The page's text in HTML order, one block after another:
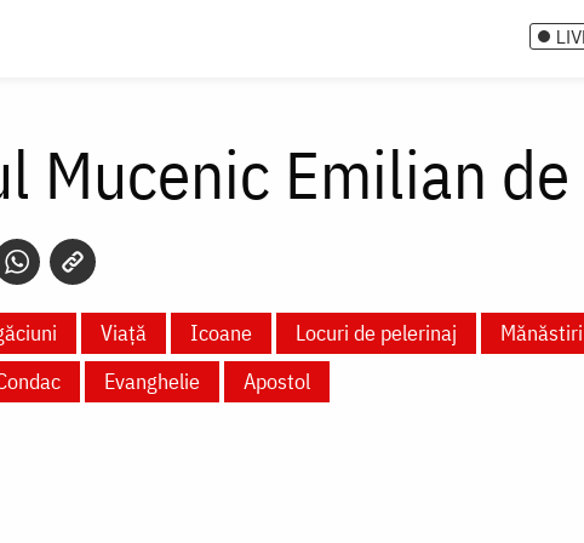
Mucenic Emilian
Viață Icoane Locuri de pelerinaj
Evanghelie Apostol